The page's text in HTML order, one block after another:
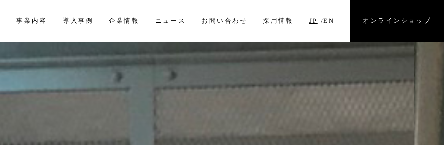
事業内容 導入事例 企業情報 ニュース お問い合わせ 採用情報 JP EN オンラインショップ